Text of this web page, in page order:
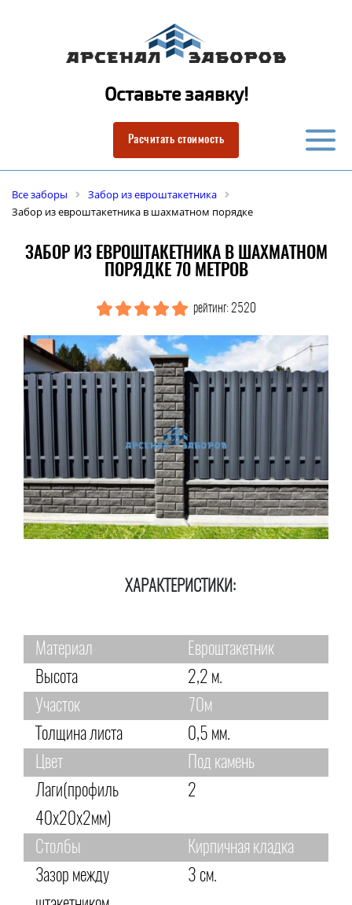
Оставьте заявку!
Расчитать стоимость
Все заборы
Забор из евроштакетника
Забор из евроштакетника в шахматном порядке
ЗАБОР ИЗ ЕВРОШТАКЕТНИКА В ШАХМАТНОМ
ПОРЯДКЕ 70 МЕТРОВ
рейтинг: 2520
ХАРАКТЕРИСТИКИ:
Материал
Евроштакетник
Высота
2,2 м.
Участок
70м
Толщина листа
0,5 мм.
Цвет
Под камень
Лаги(профиль
40х20х2мм)
2
Столбы
Кирпичная кладка
Зазор между
3 см.